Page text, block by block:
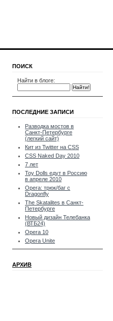
ПОИСК
Найти в блоге:
ПОСЛЕДНИЕ ЗАПИСИ
Разводка мостов в
Санкт-Петербурге
(легкий сайт)
Кит из Twitter на CSS
CSS Naked Day 2010
7 лет
Toy Dolls едут в Россию
в апреле 2010
Opera: трюк/баг с
Dragonfly
The Skatalites в Санкт-
Петербурге
Новый дизайн Телебанка
(ВТБ24)
Opera 10
Opera Unite
АРХИВ